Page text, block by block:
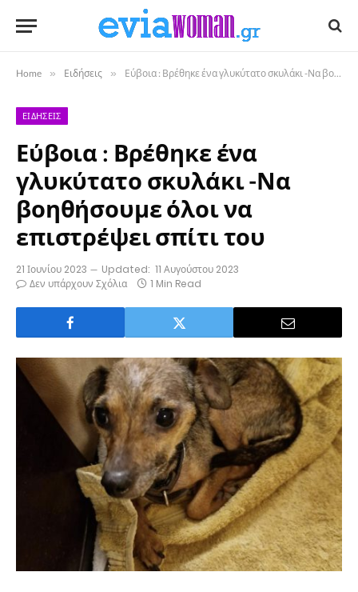
Home » Ειδήσεις » Εύβοια : Βρέθηκε ένα γλυκύτατο σκυλάκι -Να βοηθήσουμε όλοι να επιστρέψει σπίτι του
ΕΙΔΉΣΕΙΣ
Εύβοια : Βρέθηκε ένα
γλυκύτατο σκυλάκι -Να
βοηθήσουμε όλοι να
επιστρέψει σπίτι του
21 Ιουνίου 2023 Updated: 11 Αυγούστου 2023
Δεν υπάρχουν Σχόλια
1 Min Read